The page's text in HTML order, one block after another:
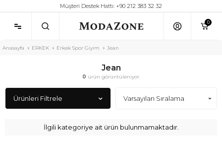
Müşteri Destek Hattı: +90 212 383 32 32
0
Anasayfa ERKEK Erkek Spor Giyim Jean
Jean
0 ürün görüntüleniyor.
Ürünleri Filtrele
İlgili kategoriye ait ürün bulunmamaktadır.